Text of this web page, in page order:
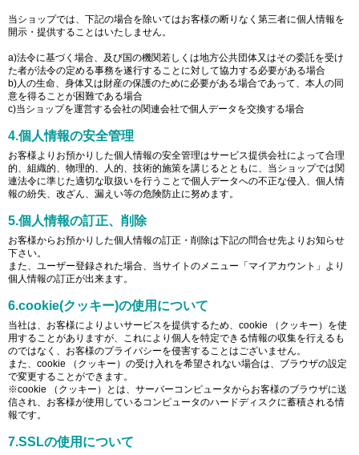
当ショップでは、下記の場合を除いてはお客様の断りなく第三者に個人情報を
開示・提供することはいたしません。
a)法令に基づく場合、及び国の機関若しくは地方公共団体又はその委託を受け
た者が法令の定める事務を遂行することに対して協力する必要がある場合
b)人の生命、身体又は財産の保護のために必要がある場合であって、本人の同
意を得ることが困難である場合
c)当ショップを運営する会社の関連会社で個人データを交換する場合
4.個人情報の安全管理
お客様よりお預かりした個人情報の安全管理はサービス提供会社によって合理
的、組織的、物理的、人的、技術的施策を講じるとともに、当ショップでは関
連法令に準じた適切な取扱いを行うことで個人データへの不正な侵入、個人情
報の紛失、改ざん、漏えい等の危険防止に努めます。
5.個人情報の訂正、削除
お客様からお預かりした個人情報の訂正・削除は下記の問合せ先よりお知らせ
下さい。
また、ユーザー登録された場合、当サイトのメニュー「マイアカウント」より
個人情報の訂正が出来ます。
6.cookie(クッキー)の使用について
当社は、お客様によりよいサービスを提供するため、cookie （クッキー）を使
用することがありますが、これにより個人を特定できる情報の収集を行えるも
のではなく、お客様のプライバシーを侵害することはございません。
また、cookie （クッキー）の受け入れを希望されない場合は、ブラウザの設定
で変更することができます。
※cookie （クッキー）とは、サーバーコンピュータからお客様のブラウザに送
信され、お客様が使用しているコンピュータのハードディスクに蓄積される情
報です。
7.SSLの使用について